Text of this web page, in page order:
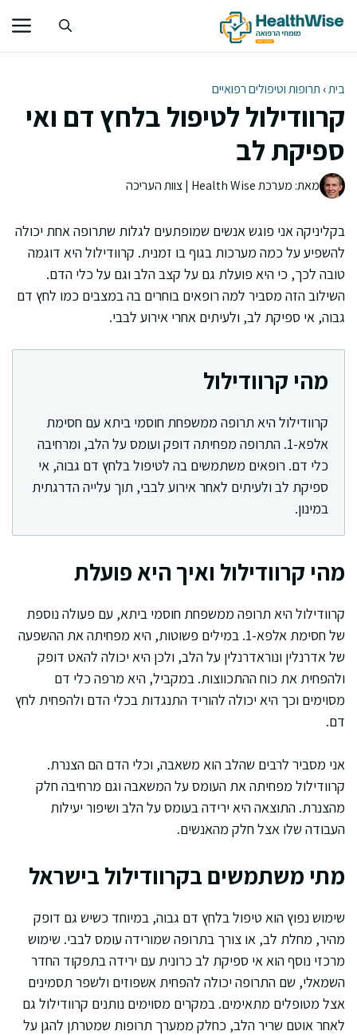
לתוכן
בית› תרופות וטיפולים רפואיים
קרוודילול לטיפול בלחץ דם ואי
ספיקת לב
מאת: מערכת Health Wise | צוות העריכה
בקליניקה אני פוגש אנשים שמופתעים לגלות שתרופה אחת יכולה
להשפיע על כמה מערכות בגוף בו זמנית. קרוודילול היא דוגמה
טובה לכך, כי היא פועלת גם על קצב הלב וגם על כלי הדם.
השילוב הזה מסביר למה רופאים בוחרים בה במצבים כמו לחץ דם
גבוה, אי ספיקת לב, ולעיתים אחרי אירוע לבבי.
מהי קרוודילול
קרוודילול היא תרופה ממשפחת חוסמי ביתא עם חסימת
אלפא-1. התרופה מפחיתה דופק ועומס על הלב, ומרחיבה
כלי דם. רופאים משתמשים בה לטיפול בלחץ דם גבוה, אי
ספיקת לב ולעיתים לאחר אירוע לבבי, תוך עלייה הדרגתית
במינון.
מהי קרוודילול ואיך היא פועלת
קרוודילול היא תרופה ממשפחת חוסמי ביתא, עם פעולה נוספת
של חסימת אלפא-1. במילים פשוטות, היא מפחיתה את ההשפעה
של אדרנלין ונוראדרנלין על הלב, ולכן היא יכולה להאט דופק
ולהפחית את כוח ההתכווצות. במקביל, היא מרפה כלי דם
מסוימים וכך היא יכולה להוריד התנגדות בכלי הדם ולהפחית לחץ
דם.
אני מסביר לרבים שהלב הוא משאבה, וכלי הדם הם הצנרת.
קרוודילול מפחיתה את העומס על המשאבה וגם מרחיבה חלק
מהצנרת. התוצאה היא ירידה בעומס על הלב ושיפור יעילות
העבודה שלו אצל חלק מהאנשים.
מתי משתמשים בקרוודילול בישראל
שימוש נפוץ הוא טיפול בלחץ דם גבוה, במיוחד כשיש גם דופק
מהיר, מחלת לב, או צורך בתרופה שמורידה עומס לבבי. שימוש
מרכזי נוסף הוא אי ספיקת לב כרונית עם ירידה בתפקוד החדר
השמאלי, שם התרופה יכולה להפחית אשפוזים ולשפר תסמינים
אצל מטופלים מתאימים. במקרים מסוימים נותנים קרוודילול גם
לאחר אוטם שריר הלב, כחלק ממערך תרופות שמטרתן להגן על